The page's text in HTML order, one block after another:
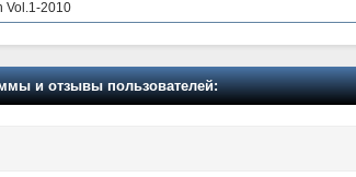
Vol.1-2010
и отзывы пользователей: